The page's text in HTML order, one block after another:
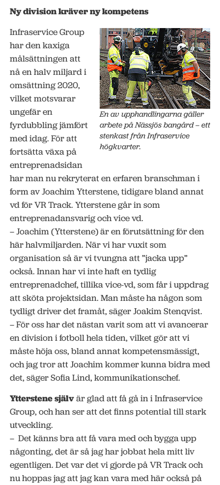
Ny division kräver ny kompetens
En av upphandlingarna gäller
arbete på Nässjös bangård – ett
stenkast från Infraservice
högkvarter.
Infraservice Group
har den kaxiga
målsättningen att
nå en halv miljard i
omsättning 2020,
vilket motsvarar
ungefär en
fyrdubbling jämfört
med idag. För att
fortsätta växa på
entreprenadsidan
har man nu rekryterat en erfaren branschman i
form av Joachim Ytterstene, tidigare bland annat
vd för VR Track. Ytterstene går in som
entreprenadansvarig och vice vd.
– Joachim (Ytterstene) är en förutsättning för den
här halvmiljarden. När vi har vuxit som
organisation så är vi tvungna att ”jacka upp”
också. Innan har vi inte haft en tydlig
entreprenadchef, tillika vice-vd, som får i uppdrag
att sköta projektsidan. Man måste ha någon som
tydligt driver det framåt, säger Joakim Stenqvist.
– För oss har det nästan varit som att vi avancerar
en division i fotboll hela tiden, vilket gör att vi
måste höja oss, bland annat kompetensmässigt,
och jag tror att Joachim kommer kunna bidra med
det, säger Sofia Lind, kommunikationschef.
Ytterstene självär glad att få gå in i Infraservice
Group, och han ser att det finns potential till stark
utveckling.
– Det känns bra att få vara med och bygga upp
någonting, det är så jag har jobbat hela mitt liv
egentligen. Det var det vi gjorde på VR Track och
nu hoppas jag att jag kan vara med här också på